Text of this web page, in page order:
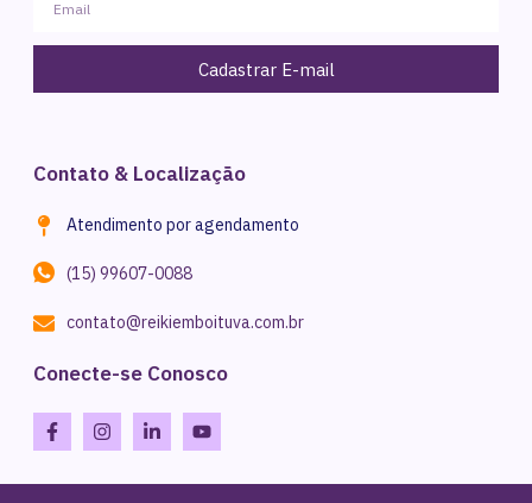
Cadastrar E-mail
Contato & Localização
Atendimento por agendamento
(15) 99607-0088
contato@reikiemboituva.com.br
Conecte-se Conosco